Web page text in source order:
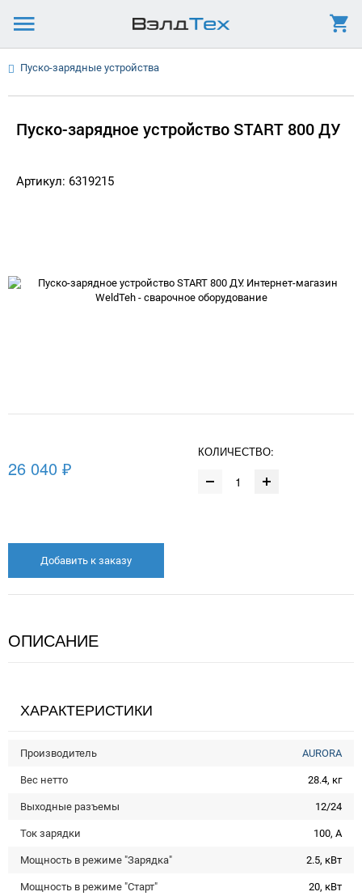
Пуско-зарядные устройства
Пуско-зарядное устройство START 800 ДУ
Артикул: 6319215
26 040 ₽
КОЛИЧЕСТВО:
Добавить к заказу
ОПИСАНИЕ
ХАРАКТЕРИСТИКИ
Производитель AURORA
Вес нетто 28.4, кг
Выходные разъемы 12/24
Ток зарядки 100, А
Мощность в режиме "Зарядка" 2.5, кВт
Мощность в режиме "Старт" 20, кВт